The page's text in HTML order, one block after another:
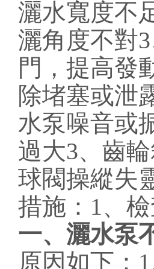
灑水寬度不
灑角度不對
門，提高發
除堵塞或泄
水泵噪音或
過大3、齒
球閥操縱失
措施：1、
一、灑水泵
原因如下：